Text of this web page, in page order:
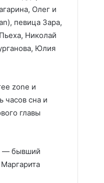
Олег и
певица Зара,
Николай
Юлия
zone и
часов сна и
главы
— бывший